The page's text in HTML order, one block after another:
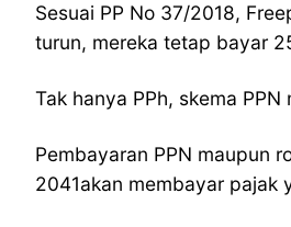
Sesuai PP No 37/2018,
turun, mereka tetap bayar
Tak hanya PPh, skema
Pembayaran PPN maupun
2041akan membayar pajak